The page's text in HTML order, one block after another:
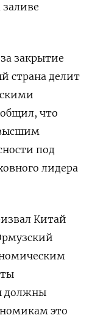
закрытие
страна делит
что
под
лидера
Китай
должны
это